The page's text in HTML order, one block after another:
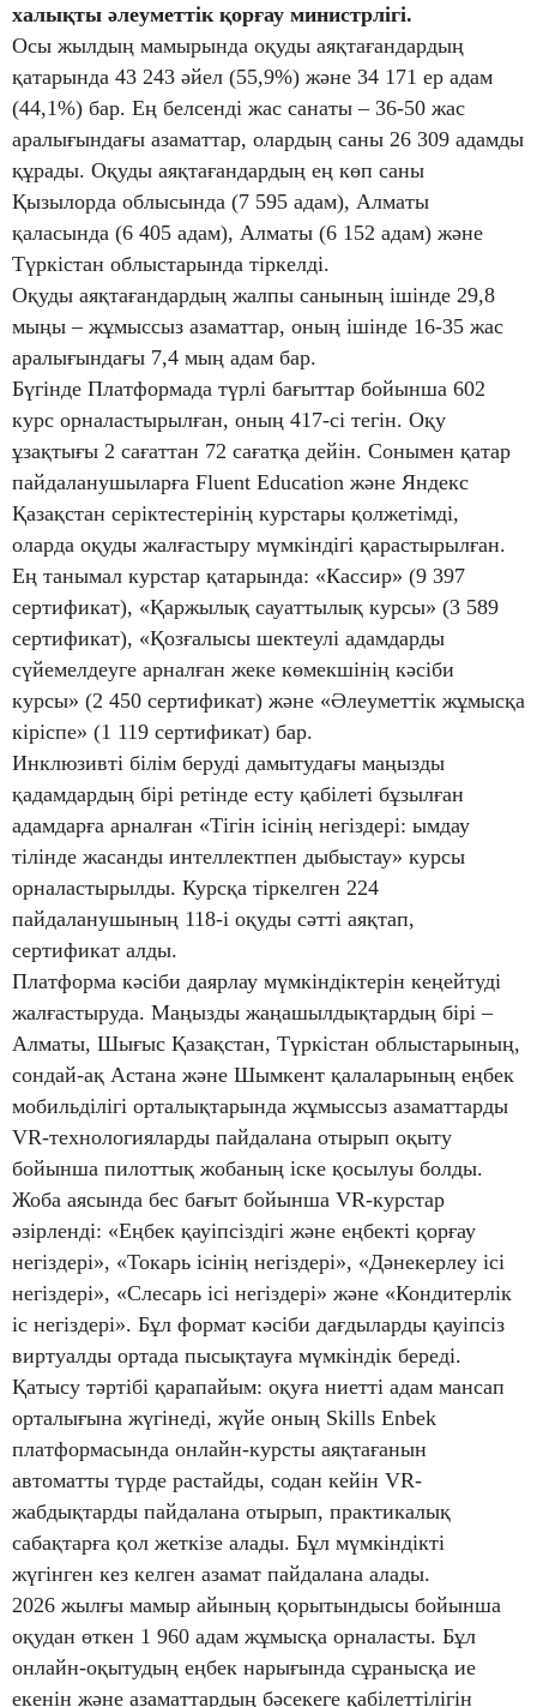
халықты әлеуметтік қорғау министрлігі.
Осы жылдың мамырында оқуды аяқтағандардың
қатарында 43 243 әйел (55,9%) және 34 171 ер адам
(44,1%) бар. Ең белсенді жас санаты – 36-50 жас
аралығындағы азаматтар, олардың саны 26 309 адамды
құрады. Оқуды аяқтағандардың ең көп саны
Қызылорда облысында (7 595 адам), Алматы
қаласында (6 405 адам), Алматы (6 152 адам) және
Түркістан облыстарында тіркелді.
Оқуды аяқтағандардың жалпы санының ішінде 29,8
мыңы – жұмыссыз азаматтар, оның ішінде 16-35 жас
аралығындағы 7,4 мың адам бар.
Бүгінде Платформада түрлі бағыттар бойынша 602
курс орналастырылған, оның 417-сі тегін. Оқу
ұзақтығы 2 сағаттан 72 сағатқа дейін. Сонымен қатар
пайдаланушыларға Fluent Education және Яндекс
Қазақстан серіктестерінің курстары қолжетімді,
оларда оқуды жалғастыру мүмкіндігі қарастырылған.
Ең танымал курстар қатарында: «Кассир» (9 397
сертификат), «Қаржылық сауаттылық курсы» (3 589
сертификат), «Қозғалысы шектеулі адамдарды
сүйемелдеуге арналған жеке көмекшінің кәсіби
курсы» (2 450 сертификат) және «Әлеуметтік жұмысқа
кіріспе» (1 119 сертификат) бар.
Инклюзивті білім беруді дамытудағы маңызды
қадамдардың бірі ретінде есту қабілеті бұзылған
адамдарға арналған «Тігін ісінің негіздері: ымдау
тілінде жасанды интеллектпен дыбыстау» курсы
орналастырылды. Курсқа тіркелген 224
пайдаланушының 118-і оқуды сәтті аяқтап,
сертификат алды.
Платформа кәсіби даярлау мүмкіндіктерін кеңейтуді
жалғастыруда. Маңызды жаңашылдықтардың бірі –
Алматы, Шығыс Қазақстан, Түркістан облыстарының,
сондай-ақ Астана және Шымкент қалаларының еңбек
мобильділігі орталықтарында жұмыссыз азаматтарды
VR-технологияларды пайдалана отырып оқыту
бойынша пилоттық жобаның іске қосылуы болды.
Жоба аясында бес бағыт бойынша VR-курстар
әзірленді: «Еңбек қауіпсіздігі және еңбекті қорғау
негіздері», «Токарь ісінің негіздері», «Дәнекерлеу ісі
негіздері», «Слесарь ісі негіздері» және «Кондитерлік
іс негіздері». Бұл формат кәсіби дағдыларды қауіпсіз
виртуалды ортада пысықтауға мүмкіндік береді.
Қатысу тәртібі қарапайым: оқуға ниетті адам мансап
орталығына жүгінеді, жүйе оның Skills Enbek
платформасында онлайн-курсты аяқтағанын
автоматты түрде растайды, содан кейін VR-
жабдықтарды пайдалана отырып, практикалық
сабақтарға қол жеткізе алады. Бұл мүмкіндікті
жүгінген кез келген азамат пайдалана алады.
2026 жылғы мамыр айының қорытындысы бойынша
оқудан өткен 1 960 адам жұмысқа орналасты. Бұл
онлайн-оқытудың еңбек нарығында сұранысқа ие
екенін және азаматтардың бәсекеге қабілеттілігін